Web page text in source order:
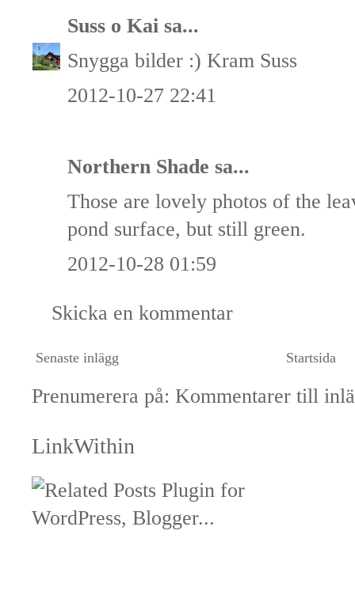
Suss o Kai sa...
Snygga bilder :) Kram Suss
2012-10-27 22:41
Northern Shade sa...
Those are lovely photos of the
pond surface, but still green.
2012-10-28 01:59
Skicka en kommentar
Senaste inlägg Startsida
Prenumerera på: Kommentarer till
LinkWithin